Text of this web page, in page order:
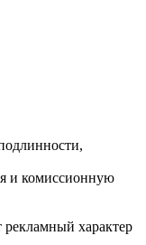
и комиссионную
рекламный характер